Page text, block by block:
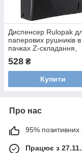
Диспенсер Rulopak
паперових рушників в
пачках Z-складання,
пластиковий, чорний,
38,5*11*28см.
528 ₴
Купити
Про нас
95% позитивних
Працює з